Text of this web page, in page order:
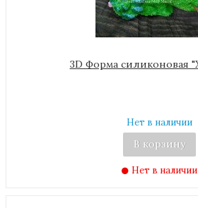
3D Форма силиконовая
Нет в наличии
В корзину
Нет в наличии